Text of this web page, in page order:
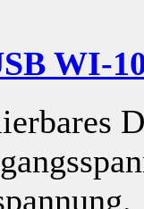
WI-